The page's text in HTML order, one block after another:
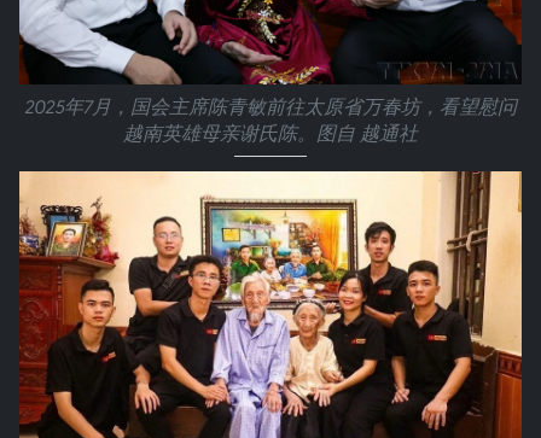
2025年7月，国会主席陈青敏前往太原省万春坊，看望慰问
越南英雄母亲谢氏陈。图自 越通社